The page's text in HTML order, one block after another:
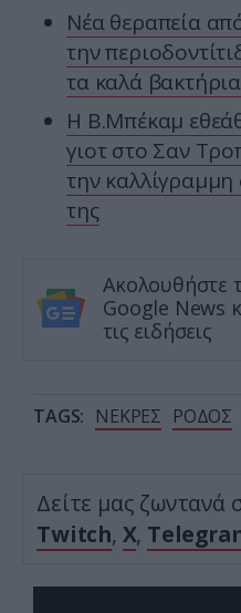
Νέα θεραπεία
την
τα καλά βακτήρια
Η Β.Μπέκαμ
γιοτ στο Σαν
την καλλίγραμμη
της
Ακολουθήστε
Google News
τις ειδήσεις
TAGS: ΝΕΚΡΕΣ ΡΟΔΟΣ
Δείτε μας ζωντανά
Twitch, X,